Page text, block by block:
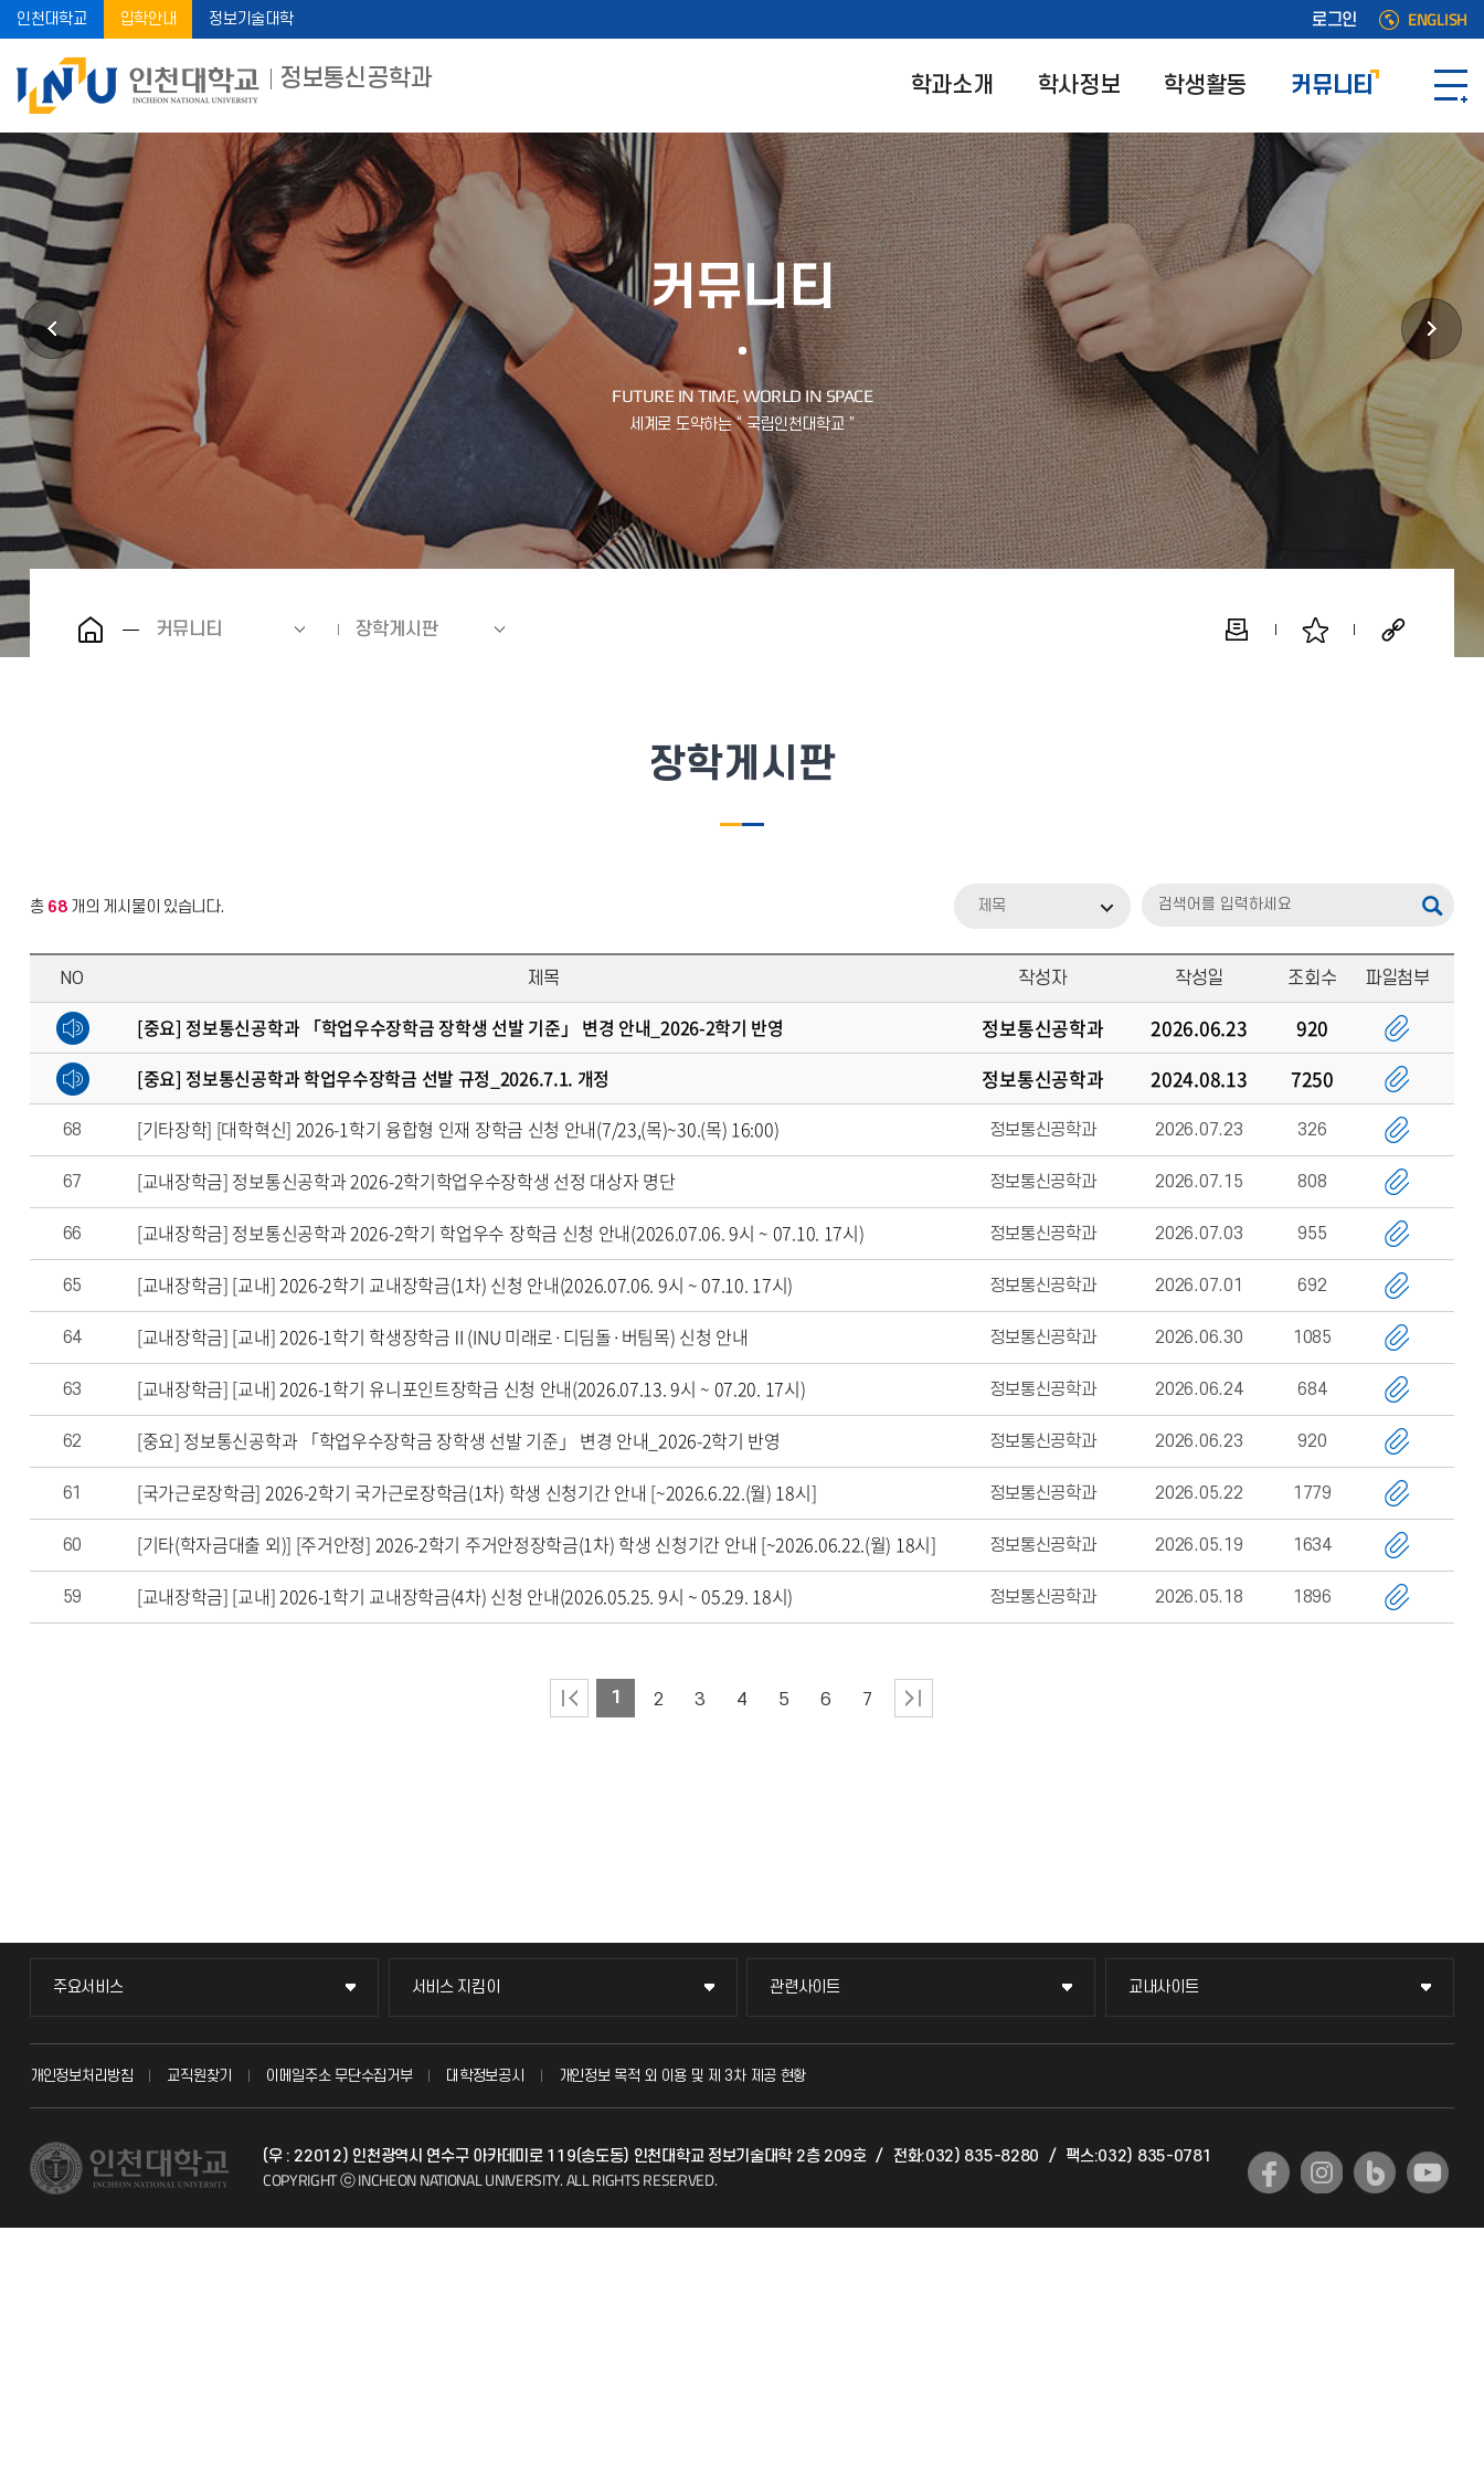
인천대학교 입학안내 정보기술대학 로그인 ENGLISH
정보통신공학과 학과소개 학사정보 학생활동 커뮤니티
커뮤니티
커뮤니티 장학게시판
장학게시판
총 68개의 게시물이 있습니다. 제목
NO 제목 작성자 작성일 조회수 파일첨부
[중요] 정보통신공학과 「학업우수장학금 장학생 선발 기준」 변경 안내_2026-2학기 반영 정보통신공학과 2026.06.23 920
[중요] 정보통신공학과 학업우수장학금 선발 규정_2026.7.1. 개정 정보통신공학과 2024.08.13 7250
68 [기타장학] [대학혁신] 2026-1학기 융합형 인재 장학금 신청 안내(7/23,(목)~30.(목) 16:00) 정보통신공학과 2026.07.23 326
67 [교내장학금] 정보통신공학과 2026-2학기학업우수장학생 선정 대상자 명단 정보통신공학과 2026.07.15 808
66 [교내장학금] 정보통신공학과 2026-2학기 학업우수 장학금 신청 안내(2026.07.06. 9시 ~ 07.10. 17시) 정보통신공학과 2026.07.03 955
65 [교내장학금] [교내] 2026-2학기 교내장학금(1차) 신청 안내(2026.07.06. 9시 ~ 07.10. 17시) 정보통신공학과 2026.07.01 692
64 [교내장학금] [교내] 2026-1학기 학생장학금Ⅱ(INU 미래로·디딤돌·버팀목) 신청 안내 정보통신공학과 2026.06.30 1085
63 [교내장학금] [교내] 2026-1학기 유니포인트장학금 신청 안내(2026.07.13. 9시 ~ 07.20. 17시) 정보통신공학과 2026.06.24 684
62 [중요] 정보통신공학과 「학업우수장학금 장학생 선발 기준」 변경 안내_2026-2학기 반영 정보통신공학과 2026.06.23 920
61 [국가근로장학금] 2026-2학기 국가근로장학금(1차) 학생 신청기간 안내 [~2026.6.22.(월) 18시] 정보통신공학과 2026.05.22 1779
60 [기타(학자금대출 외)] [주거안정] 2026-2학기 주거안정장학금(1차) 학생 신청기간 안내 [~2026.06.22.(월) 18시] 정보통신공학과 2026.05.19 1634
59 [교내장학금] [교내] 2026-1학기 교내장학금(4차) 신청 안내(2026.05.25. 9시 ~ 05.29. 18시) 정보통신공학과 2026.05.18 1896
1 2 3 4 5 6 7
주요서비스
주요서비스
교무회의방송
시설예약
서비스 지킴이
서비스 지킴이
묻고 답하기
자주 묻는 질문(FAQ)
관련사이트
관련사이트
국방헬프콜
산학협력단
교내사이트
교내사이트
교수회
국제교류과
개인정보처리방침 교직원찾기 이메일주소 무단수집거부 대학정보공시 개인정보 목적 외 이용 및 제 3차 제공 현황
(우 : 22012) 인천광역시 연수구 아카데미로 119(송도동) 인천대학교 정보기술대학 2층 209호 / 전화:032) 835-8280 / 팩스:032) 835-0781
COPYRIGHT ⓒ INCHEON NATIONAL UNIVERSITY.ALL RIGHTS RESERVED.